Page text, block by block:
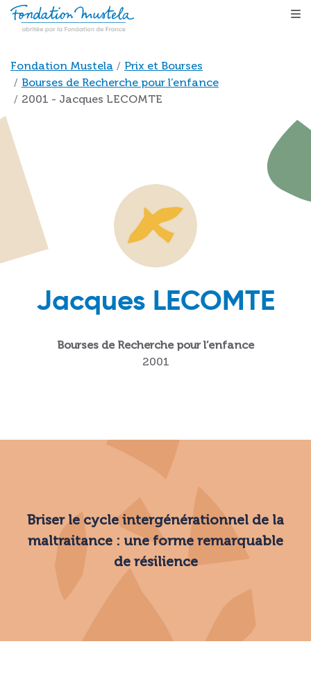
Aller au contenu principal
Fil d'Ariane
Fondation Mustela
Prix et Bourses
Bourses de Recherche pour l’enfance
2001 - Jacques LECOMTE
Jacques LECOMTE
Bourses de Recherche pour l’enfance
2001
Briser le cycle intergénérationnel de la
maltraitance : une forme remarquable
de résilience